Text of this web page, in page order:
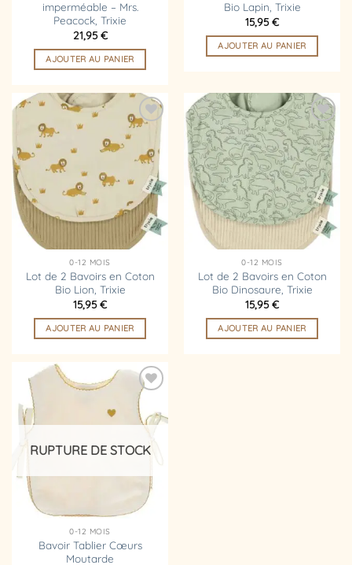
imperméable – Mrs.
Peacock, Trixie
21,95€
AJOUTER AU PANIER
Bio Lapin, Trixie
15,95€
AJOUTER AU PANIER
Ajouter
liste
d’envies
0-12 MOIS
Lot de 2 Bavoirs en Coton
Bio Lion, Trixie
15,95€
AJOUTER AU PANIER
Ajouter
à la
liste
d’envies
0-12 MOIS
Lot de 2 Bavoirs en Coton
Bio Dinosaure, Trixie
15,95€
AJOUTER AU PANIER
Ajouter
à la
liste
d’envies
RUPTURE DE STOCK
0-12 MOIS
Bavoir Tablier Cœurs
Moutarde